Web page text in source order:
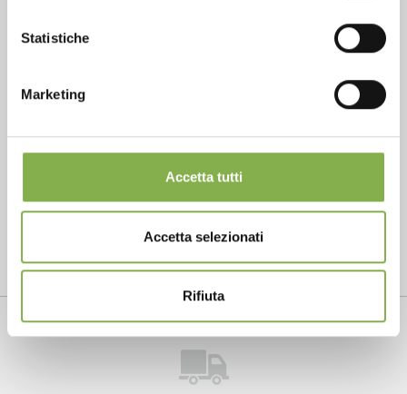
Statistiche
Marketing
Accetta tutti
Accetta selezionati
Rifiuta
Customized projects for plant and flower sales
areas
Contact us to schedule a visit to our showroom